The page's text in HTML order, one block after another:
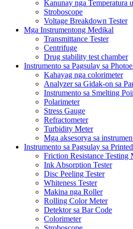
Kanunay nga Temperatura
Stroboscope
Voltage Breakdown Tester
Mga Instrumentong Medikal
Transmittance Tester
Centrifuge
Drug stability test chamber
Instrumento sa Pagsulay sa
Kahayag nga colorimeter
Analyzer sa Gidak-on sa
Instrumento sa Smelting
Polarimeter
Stress Gauge
Refractometer
Turbidity Meter
Mga aksesorya sa
Instrumento sa Pagsulay sa
Friction Resistance Testing
Ink Absorption Tester
Disc Peeling Tester
Whiteness Tester
Makina nga Roller
Rolling Color Meter
Detektor sa Bar Code
Colorimeter